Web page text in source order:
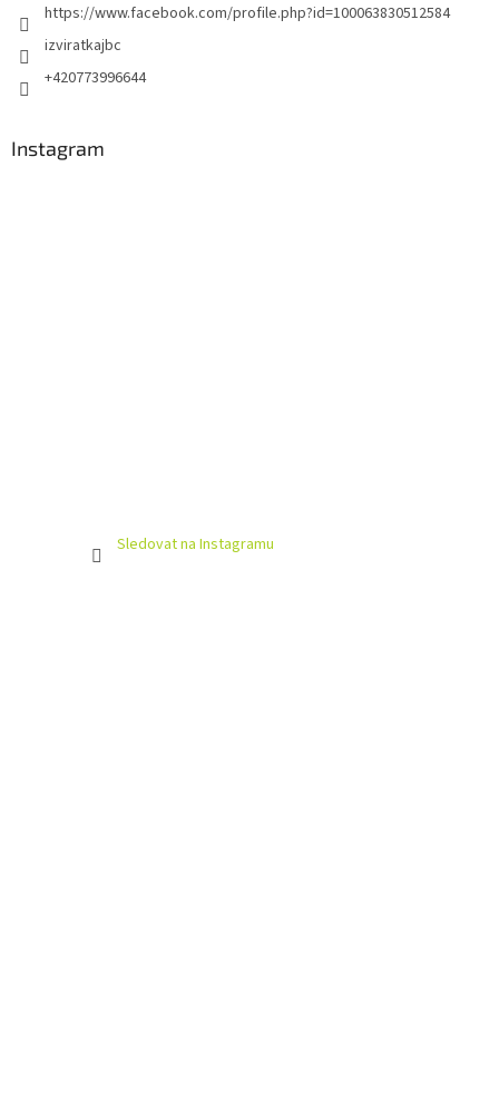
https://www.facebook.com/profile.php?id=100063830512584
izviratkajbc
+420773996644
Instagram
Sledovat na Instagramu